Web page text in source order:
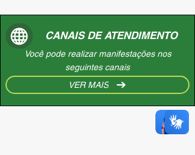
CANAIS DE ATENDIMENTO
Você pode realizar manifestações nos
seguintes canais
VER MAIS